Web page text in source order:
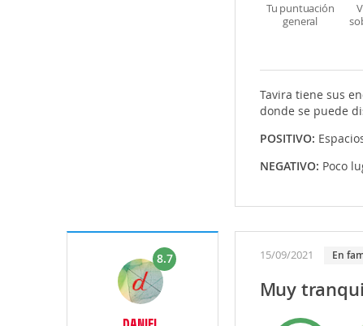
Tu puntuación
general
Tavira tiene sus
donde se puede
POSITIVO:
NEGATIVO: Poco
8.7 15/09/2021 En
Muy